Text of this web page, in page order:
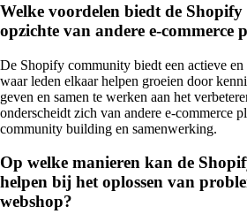
Welke voordelen biedt de
opzichte van andere e-commerce
De Shopify community biedt een actieve
waar leden elkaar helpen groeien door
geven en samen te werken aan het
onderscheidt zich van andere e-commerce
community building en samenwerking.
Op welke manieren kan de
helpen bij het oplossen van
webshop?